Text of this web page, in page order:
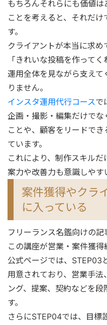
もちろんそれらにも価値
ことを考えると、それだ
す。
クライアントが本当に求め
「きれいな投稿を作ってく
運用全体を見ながら支え
りません。
インスタ運用代行コースで
企画・撮影・編集だけで
ことや、顧客をリードで
ています。
これにより、制作スキル
案力や改善力も意識しやす
案件獲得やクラ
に入っている
フリーランス名鑑向けの記
この講座が営業・案件獲得
公式ページでは、STEP03
用意されており、営業手
ング、提案、契約などを
す。
さらにSTEP04では、目標